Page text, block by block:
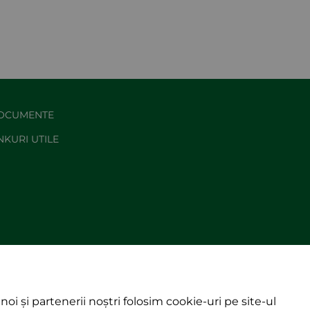
UTILE
și partenerii noștri folosim cookie-uri pe site-ul